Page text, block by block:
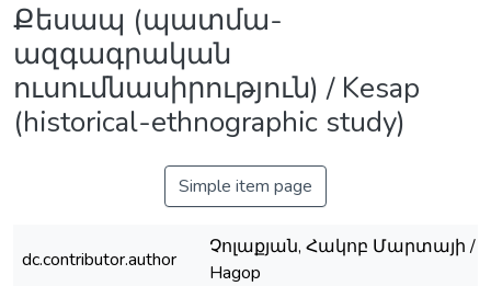
Քեսապ (պատմա-
ազգագրական
ուսումնասիրություն) / Kesap
(historical-ethnographic study)
Simple item page
dc.contributor.author
Չոլաքյան, Հակոբ Մարտայի /
Hagop